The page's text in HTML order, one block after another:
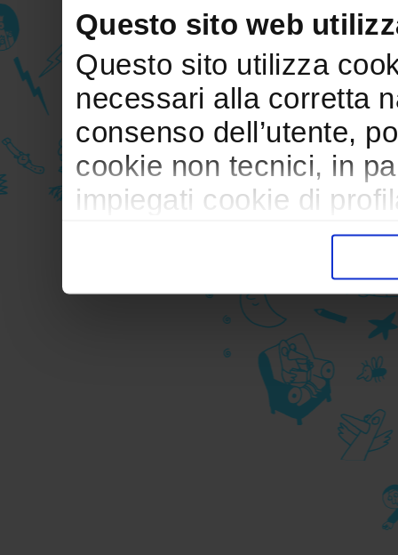
Questo sito web
Questo sito utilizza
necessari alla corretta
consenso dell’utente,
cookie non tecnici, in
impiegati cookie di
trasferimento verso
durante la navigazione.
Per maggiori dettagli
durante la
privacy sui cookie, ti
informativa cookie
Chiudendo il banner
senza alcuna
cookie tecnici.